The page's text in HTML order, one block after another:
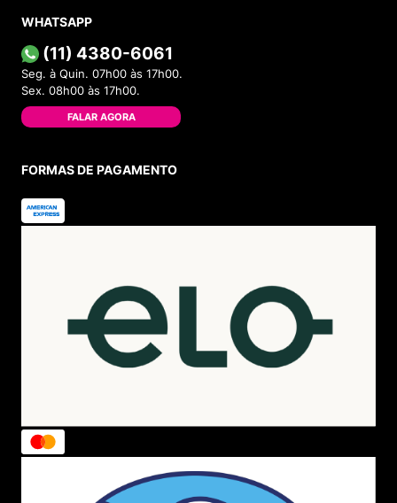
WHATSAPP
(11) 4380-6061
Seg. à Quin. 07h00 às 17h00.
Sex. 08h00 às 17h00.
FALAR AGORA
FORMAS DE PAGAMENTO